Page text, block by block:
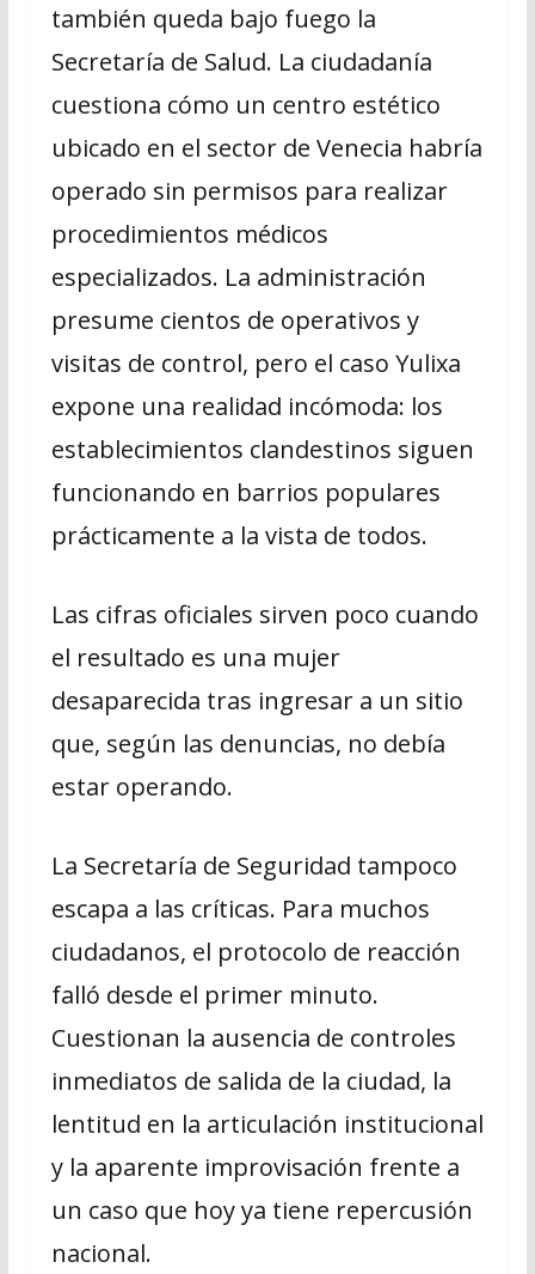
también queda bajo fuego la
Secretaría de Salud. La ciudadanía
cuestiona cómo un centro estético
ubicado en el sector de Venecia habría
operado sin permisos para realizar
procedimientos médicos
especializados. La administración
presume cientos de operativos y
visitas de control, pero el caso Yulixa
expone una realidad incómoda: los
establecimientos clandestinos siguen
funcionando en barrios populares
prácticamente a la vista de todos.
Las cifras oficiales sirven poco cuando
el resultado es una mujer
desaparecida tras ingresar a un sitio
que, según las denuncias, no debía
estar operando.
La Secretaría de Seguridad tampoco
escapa a las críticas. Para muchos
ciudadanos, el protocolo de reacción
falló desde el primer minuto.
Cuestionan la ausencia de controles
inmediatos de salida de la ciudad, la
lentitud en la articulación institucional
y la aparente improvisación frente a
un caso que hoy ya tiene repercusión
nacional.